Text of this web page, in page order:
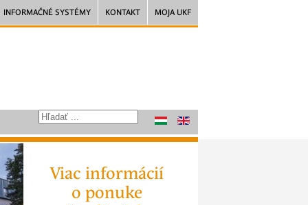
INFORMAČNÉ SYSTÉMY KONTAKT MOJA UKF
Viac informácií
o ponuke